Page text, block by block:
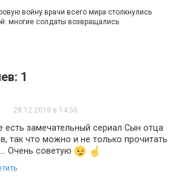
войну врачи всего мира столкнулись
многие солдаты возвращались
1
28.12.2019 в 14:56
есть замечательный сериал Сын отца
так что можно и не только прочитать
Очень советую